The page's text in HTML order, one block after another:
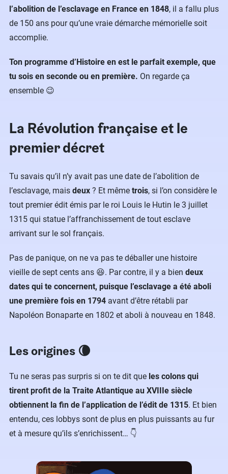
l’abolition de l’esclavage en France en 1848, il a fallu plus
de 150 ans pour qu’une vraie démarche mémorielle soit
accomplie.
Ton programme d’Histoire en est le parfait exemple, que
tu sois en seconde ou en première. On regarde ça
ensemble 😉
La Révolution française et le
premier décret
Tu savais qu’il n’y avait pas une date de l’abolition de
l’esclavage, mais deux ? Et même trois, si l’on considère le
tout premier édit émis par le roi Louis le Hutin le 3 juillet
1315 qui statue l’affranchissement de tout esclave
arrivant sur le sol français.
Pas de panique, on ne va pas te déballer une histoire
vieille de sept cents ans 😆. Par contre, il y a bien deux
dates qui te concernent, puisque l’esclavage a été aboli
une première fois en 1794 avant d’être rétabli par
Napoléon Bonaparte en 1802 et aboli à nouveau en 1848.
Les origines 🌘
Tu ne seras pas surpris si on te dit que les colons qui
tirent profit de la Traite Atlantique au XVIIIe siècle
obtiennent la fin de l’application de l’édit de 1315. Et bien
entendu, ces lobbys sont de plus en plus puissants au fur
et à mesure qu’ils s’enrichissent… 👇